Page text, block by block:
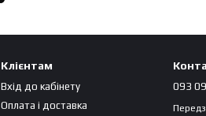
Клієнтам
Вхід до кабінету
Оплата і доставка
093